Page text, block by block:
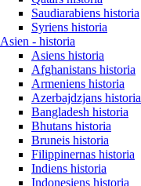
Saudiarabiens historia
Syriens historia
Asien - historia
Asiens historia
Afghanistans historia
Armeniens historia
Azerbajdzjans historia
Bangladesh historia
Bhutans historia
Bruneis historia
Filippinernas historia
Indiens historia
Indonesiens historia